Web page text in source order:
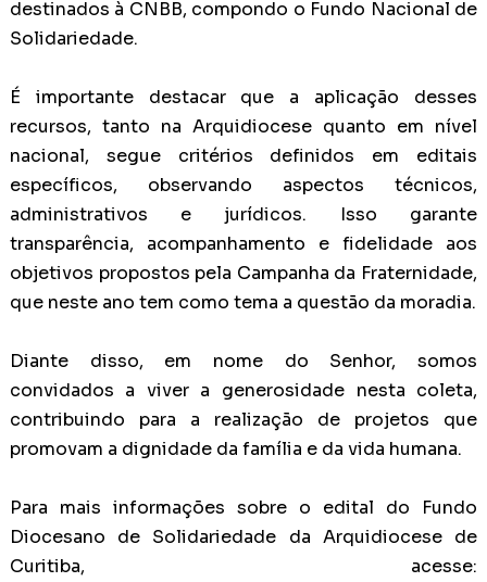
destinados à CNBB, compondo o Fundo Nacional de
Solidariedade.
É importante destacar que a aplicação desses
recursos, tanto na Arquidiocese quanto em nível
nacional, segue critérios definidos em editais
específicos, observando aspectos técnicos,
administrativos e jurídicos. Isso garante
transparência, acompanhamento e fidelidade aos
objetivos propostos pela Campanha da Fraternidade,
que neste ano tem como tema a questão da moradia.
Diante disso, em nome do Senhor, somos
convidados a viver a generosidade nesta coleta,
contribuindo para a realização de projetos que
promovam a dignidade da família e da vida humana.
Para mais informações sobre o edital do Fundo
Diocesano de Solidariedade da Arquidiocese de
Curitiba, acesse: